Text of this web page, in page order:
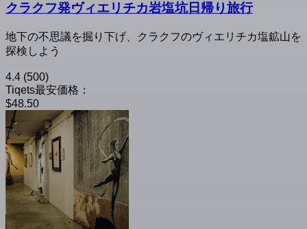
クラクフ発ヴィエリチカ岩塩坑日帰り旅行
地下の不思議を掘り下げ、クラクフのヴィエリチカ塩鉱山を
探検しよう
4.4 (500)
Tiqets最安価格：
$48.50